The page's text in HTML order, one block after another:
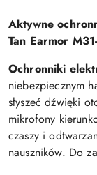
Aktywne
Tan Earmor
Ochronniki
niebezpiecznym
słyszeć dźwięki
mikrofony
czaszy i
nauszników. Do